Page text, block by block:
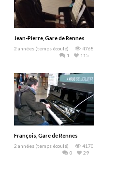
Jean-Pierre, Gare de Rennes
2 années (temps écoulé)
4768
115
1
François, Gare de Rennes
2 années (temps écoulé)
4170
29
0